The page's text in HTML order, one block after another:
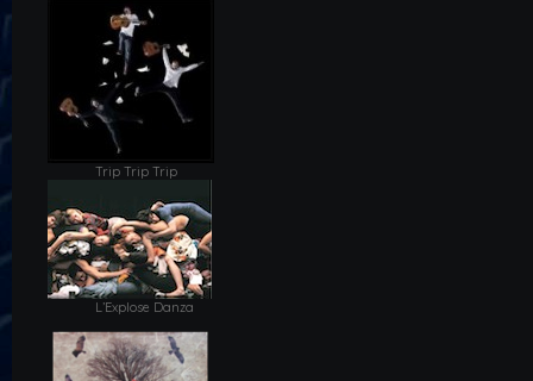
Trip Trip Trip
L’Explose Danza